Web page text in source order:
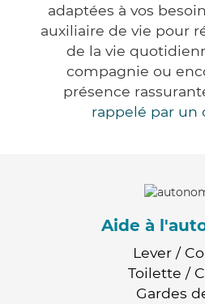
adaptées à vos
auxiliaire de vie pour
de la vie
compagnie ou
présence
rappelé par un
Aide à
Lever /
Toilette /
Gardes